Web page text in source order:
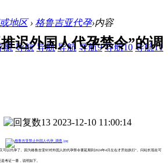
地区 › 格鲁吉亚代孕›内容
航 导航 导航 导航 导航9 导航10 导航11
迟外国人代孕禁令”的调
13 2023-12-10 11:00:14
可以代孕了。因为格鲁吉亚针对外国人的代孕禁令要延期到2024年4月左右才开始执行”。问站长现在可
考证一番，说明如下。